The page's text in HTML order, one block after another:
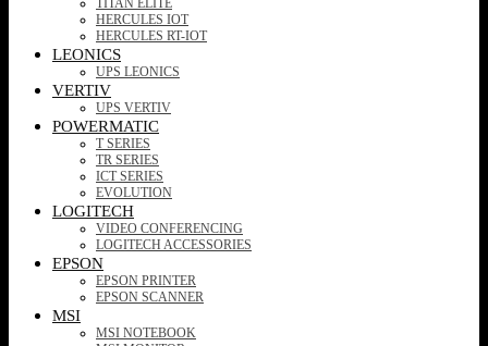
TITAN ELITE
HERCULES IOT
HERCULES RT-IOT
LEONICS
UPS LEONICS
VERTIV
UPS VERTIV
POWERMATIC
T SERIES
TR SERIES
ICT SERIES
EVOLUTION
LOGITECH
VIDEO CONFERENCING
LOGITECH ACCESSORIES
EPSON
EPSON PRINTER
EPSON SCANNER
MSI
MSI NOTEBOOK